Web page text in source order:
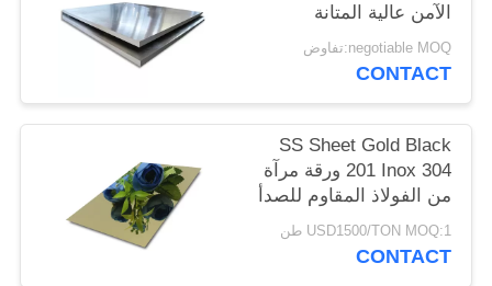
الآمن عالية المتانة
المعالجة السطحية
المخصصة
negotiable MOQ:تفاوض
CONTACT
SS Sheet Gold Black
201 Inox 304 ورقة مرآة
من الفولاذ المقاوم للصدأ
للديكور الخارجي الداخلي
USD1500/TON MOQ:1 طن
CONTACT